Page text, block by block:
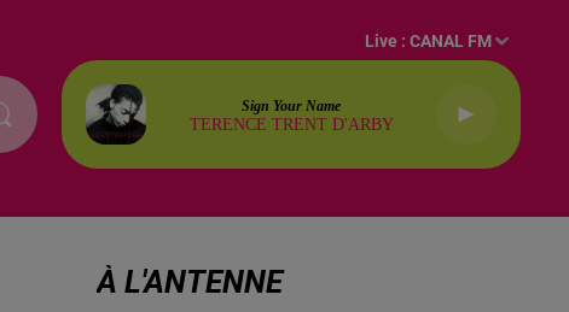
Live :CANAL FM
Sign Your Name
TERENCE TRENT D'ARBY
À L'ANTENNE